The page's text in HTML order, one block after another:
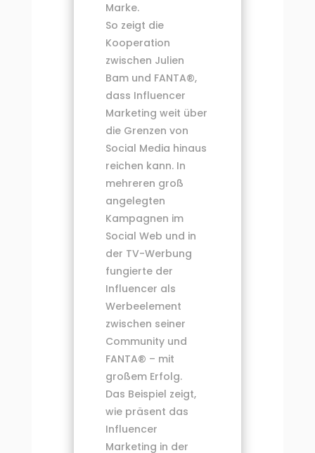
Marke.
So zeigt die
Kooperation
zwischen Julien
Bam und FANTA®,
dass Influencer
Marketing weit über
die Grenzen von
Social Media hinaus
reichen kann. In
mehreren groß
angelegten
Kampagnen im
Social Web und in
der TV-Werbung
fungierte der
Influencer als
Werbeelement
zwischen seiner
Community und
FANTA® – mit
großem Erfolg.
Das Beispiel zeigt,
wie präsent das
Influencer
Marketing in der